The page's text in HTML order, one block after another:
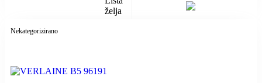
želja
Nekategorizirano